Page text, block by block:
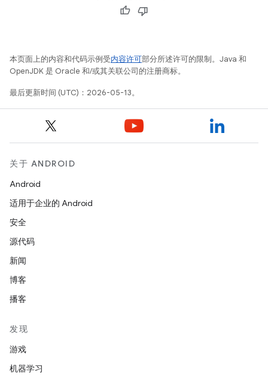
本页面上的内容和代码示例受内容许可部分所述许可的限制。Java 和
OpenJDK 是 Oracle 和/或其关联公司的注册商标。
最后更新时间 (UTC)：2026-05-13。
关于 ANDROID
Android
适用于企业的 Android
安全
源代码
新闻
博客
播客
发现
游戏
机器学习